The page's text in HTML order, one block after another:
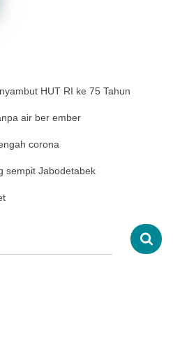
HUT RI ke 75 Tahun
air ber ember
corona
sempit Jabodetabek